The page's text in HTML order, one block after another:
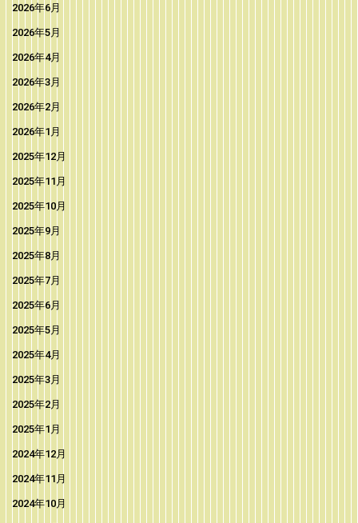
2026年6月
2026年5月
2026年4月
2026年3月
2026年2月
2026年1月
2025年12月
2025年11月
2025年10月
2025年9月
2025年8月
2025年7月
2025年6月
2025年5月
2025年4月
2025年3月
2025年2月
2025年1月
2024年12月
2024年11月
2024年10月